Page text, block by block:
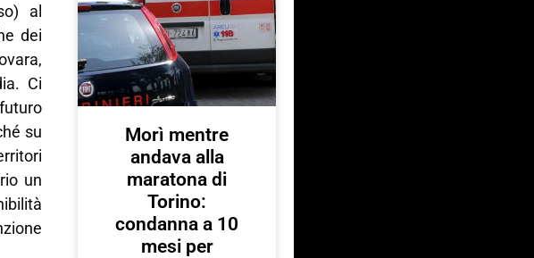
al
dei
Ci
su
un
Morì mentre
andava alla
maratona di
Torino:
condanna a 10
mesi per